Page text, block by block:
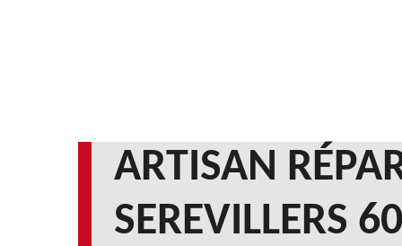
ARTISAN
SEREVILLERS